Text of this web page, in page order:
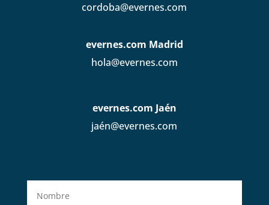
cordoba@evernes.com
evernes.com Madrid
hola@evernes.com
evernes.com Jaén
jaén@evernes.com